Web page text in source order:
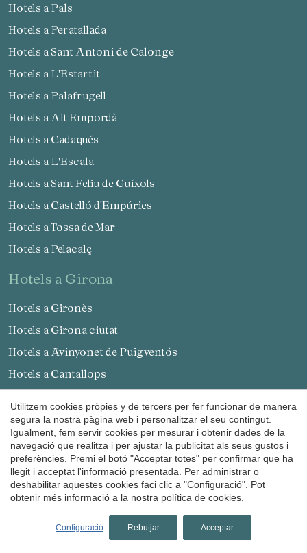
Hotels a Pals
Hotels a Peratallada
Hotels a Sant Antoni de Calonge
Hotels a L'Estartit
Hotels a Palafrugell
Hotels a Alt Empordà
Hotels a Cadaqués
Hotels a L'Escala
Hotels a Sant Feliu de Guíxols
Hotels a Castelló d'Empúries
Hotels a Tossa de Mar
Hotels a Pelacalç
hotels a Girona
Hotels a Gironès
Hotels a Girona ciutat
Hotels a Avinyonet de Puigventós
Hotels a Cantallops
Hotels a Maçanet de Cabrenys
Hotels a Pont de Molins
Hotels a Lloret de Mar
Hotels a Navata
Hotels a San Julián de Ramis
Hotels a Garrotxa
Utilitzem cookies pròpies y de tercers per fer funcionar de manera
segura la nostra pàgina web i personalitzar el seu contingut.
Igualment, fem servir cookies per mesurar i obtenir dades de la
navegació que realitza i per ajustar la publicitat als seus gustos i
preferències. Premi el botó "Acceptar totes" per confirmar que ha
llegit i acceptat l'informació presentada. Per administrar o
deshabilitar aquestes cookies faci clic a "Configuració". Pot
obtenir més informació a la nostra política de cookies
Configuració Rebutjar Acceptar
Guardar configuració